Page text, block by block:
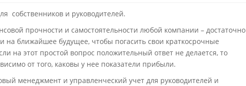
собственников и руководителей.
прочности и самостоятельности любой компании – достаточно
на ближайшее будущее, чтобы погасить свои краткосрочные
на этот простой вопрос положительный ответ не делается, то
от того, каковы у нее показатели прибыли.
менеджмент и управленческий учет для руководителей и